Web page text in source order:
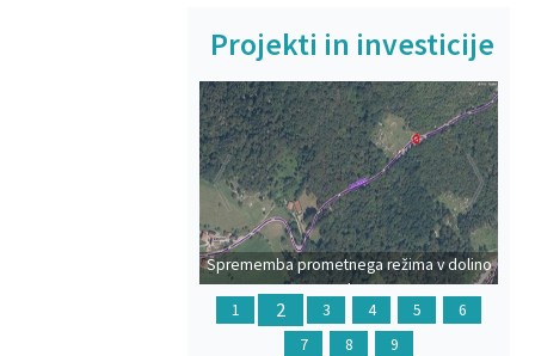
Projekti in investicije
Sprememba prometnega režima v dolino
Polog
Prejšnja
1 2 3 4 5
6
7
8 9